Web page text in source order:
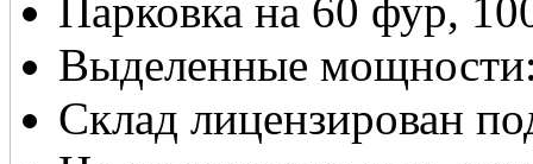
Парковка на 60 фур,
Выделенные
Склад лицензирован